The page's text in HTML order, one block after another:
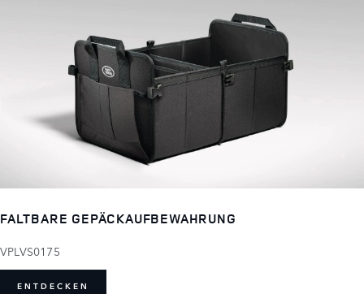
FALTBARE GEPÄCKAUFBEWAHRUNG
VPLVS0175
ENTDECKEN